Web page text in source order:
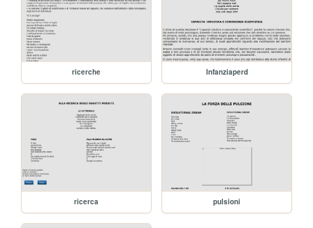
ricerche Infanziaperd
ricerca pulsioni